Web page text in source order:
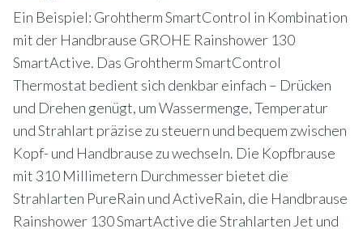
Ein Beispiel: Grohtherm SmartControl in Kombination
mit der Handbrause GROHE Rainshower 130
SmartActive. Das Grohtherm SmartControl
Thermostat bedient sich denkbar einfach – Drücken
und Drehen genügt, um Wassermenge, Temperatur
und Strahlart präzise zu steuern und bequem zwischen
Kopf- und Handbrause zu wechseln. Die Kopfbrause
mit 310 Millimetern Durchmesser bietet die
Strahlarten PureRain und ActiveRain, die Handbrause
Rainshower 130 SmartActive die Strahlarten Jet und